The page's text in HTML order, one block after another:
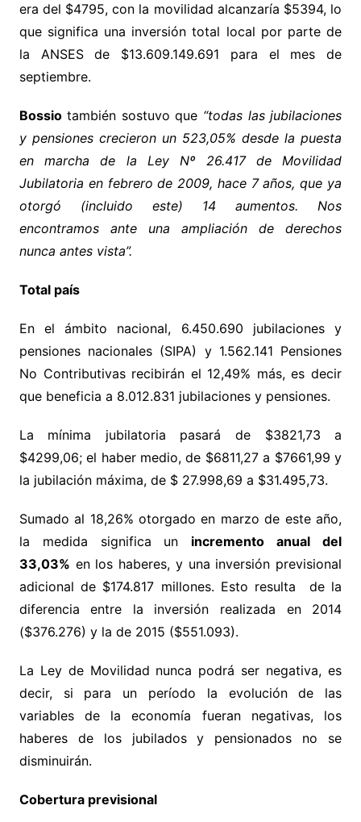
era del $4795, con la movilidad alcanzaría $5394, lo
que significa una inversión total local por parte de
la ANSES de $13.609.149.691 para el mes de
septiembre.
Bossiotambién sostuvo que “todas las jubilaciones
y pensiones crecieron un 523,05% desde la puesta
en marcha de la Ley Nº 26.417 de Movilidad
Jubilatoria en febrero de 2009, hace 7 años, que ya
otorgó (incluido este) 14 aumentos. Nos
encontramos ante una ampliación de derechos
nunca antes vista”.
Total país
En el ámbito nacional, 6.450.690 jubilaciones y
pensiones nacionales (SIPA) y 1.562.141 Pensiones
No Contributivas recibirán el 12,49% más, es decir
que beneficia a 8.012.831 jubilaciones y pensiones.
La mínima jubilatoria pasará de $3821,73 a
$4299,06; el haber medio, de $6811,27 a $7661,99 y
la jubilación máxima, de $ 27.998,69 a $31.495,73.
Sumado al 18,26% otorgado en marzo de este año,
la medida significa un incremento anual del
33,03% en los haberes, y una inversión previsional
adicional de $174.817 millones. Esto resulta de la
diferencia entre la inversión realizada en 2014
($376.276) y la de 2015 ($551.093).
La Ley de Movilidad nunca podrá ser negativa, es
decir, si para un período la evolución de las
variables de la economía fueran negativas, los
haberes de los jubilados y pensionados no se
disminuirán.
Cobertura previsional